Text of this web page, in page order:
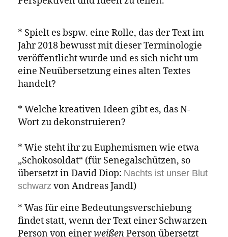
Einladung zur sachlichen Debatte
Nach zahlreichen Gesprächen mit
Übersetzer:innen, Autor:innen und von
rassistischer Gewalt Betroffenen, die
jeweils aus sehr unterschiedlichen
Perspektiven sprachen, ist uns bewusst
geworden, dass es zum Umgang mit der
Übersetzung des N-Wortes bisher keine
bestmögliche einheitliche
Herangehensweise gibt.
Daher möchten wir alle, die Interesse und
Kapazitäten haben, sich an dieser
Diskussion zu beteiligen, einladen, ihre
Perspektiven und Ideen zu teilen.